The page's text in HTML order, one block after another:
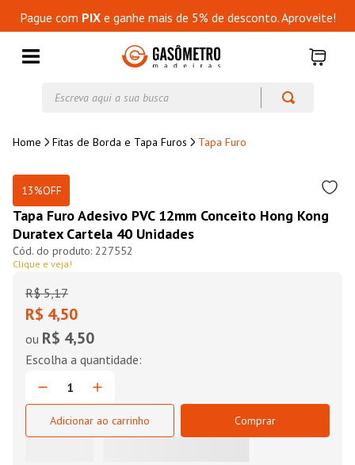
Pague com PIXe ganhe mais de 5% de desconto. Aproveite!
Fitas de Borda e Tapa Furos Tapa Furo
13%OFF
Tapa Furo Adesivo PVC 12mm Conceito Hong Kong
Duratex Cartela 40 Unidades
227552
Clique e veja!
R$ 5,17
R$ 4,50
ou R$ 4,50
Adicionar ao carrinho Comprar